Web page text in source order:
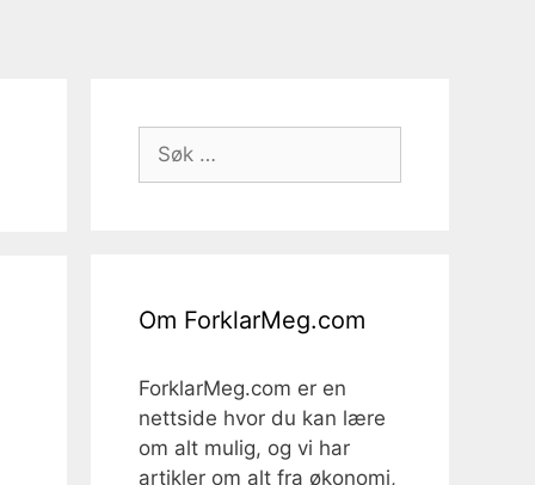
Søk
etter:
Om ForklarMeg.com
ForklarMeg.com er en
nettside hvor du kan lære
om alt mulig, og vi har
artikler om alt fra økonomi,